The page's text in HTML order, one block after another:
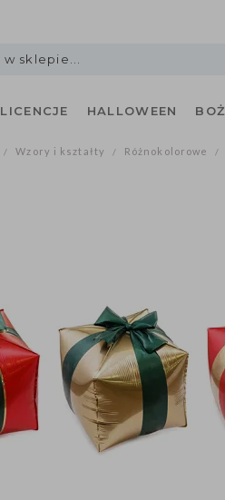
LICENCJE HALLOWEEN
/ Wzory i kształty / Różnokolorowe /